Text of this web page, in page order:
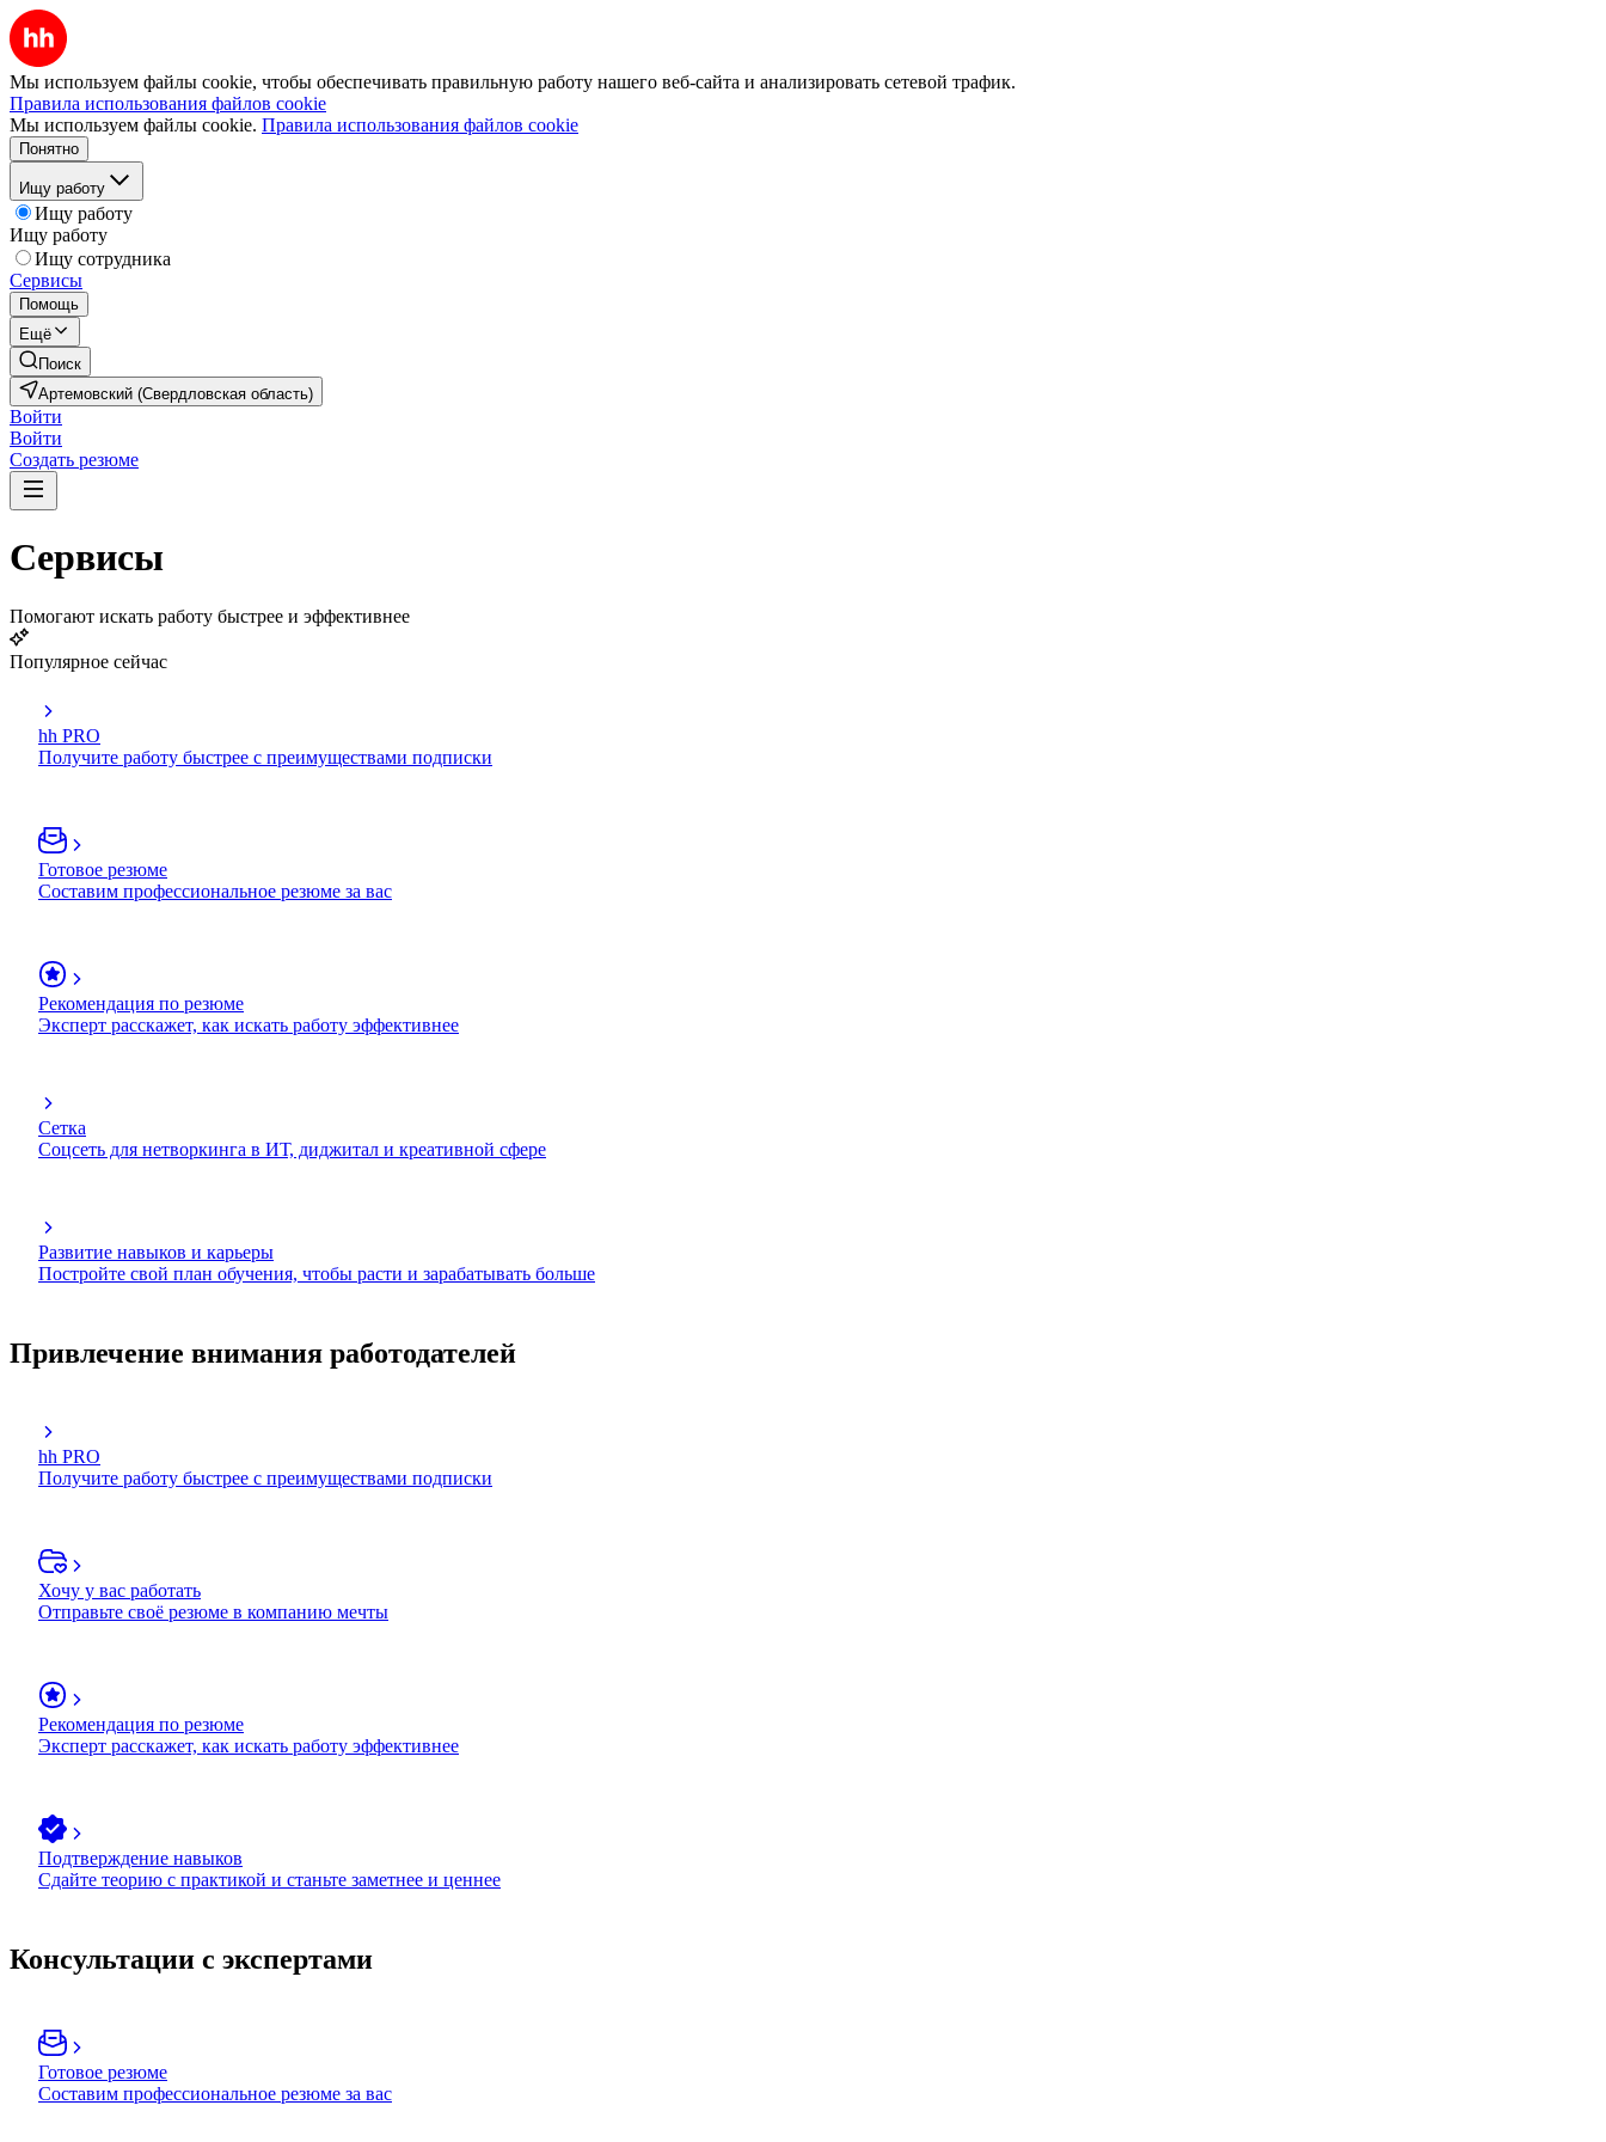
Мы используем файлы cookie, чтобы обеспечивать правильную работу нашего веб-сайта и анализировать сетевой трафик.
Правила использования файлов cookie
Мы используем файлы cookie. Правила использования файлов cookie
Понятно
Ищу работу
Ищу работу
Ищу работу
Ищу сотрудника
Сервисы
Помощь
Ещё
Поиск
Артемовский (Свердловская область)
Войти
Войти
Создать резюме
Сервисы
Помогают искать работу быстрее и эффективнее
Популярное сейчас
hh PRO
Получите работу быстрее с преимуществами подписки
Готовое резюме
Составим профессиональное резюме за вас
Рекомендация по резюме
Эксперт расскажет, как искать работу эффективнее
Сетка
Соцсеть для нетворкинга в ИТ, диджитал и креативной сфере
Развитие навыков и карьеры
Постройте свой план обучения, чтобы расти и зарабатывать больше
Привлечение внимания работодателей
hh PRO
Получите работу быстрее с преимуществами подписки
Хочу у вас работать
Отправьте своё резюме в компанию мечты
Рекомендация по резюме
Эксперт расскажет, как искать работу эффективнее
Подтверждение навыков
Сдайте теорию с практикой и станьте заметнее и ценнее
Консультации с экспертами
Готовое резюме
Составим профессиональное резюме за вас